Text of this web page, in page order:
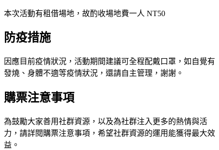
本次活動有租借場地，故酌收場地費一人 NT50
防疫措施
因應目前疫情狀況，活動期間建議可全程配戴口罩，如自覺有
發燒、身體不適等疫情狀況，還請自主管理，謝謝。
購票注意事項
為鼓勵大家善用社群資源，以及為社群注入更多的熱情與活
力，請詳閱購票注意事項，希望社群資源的運用能獲得最大效
益。